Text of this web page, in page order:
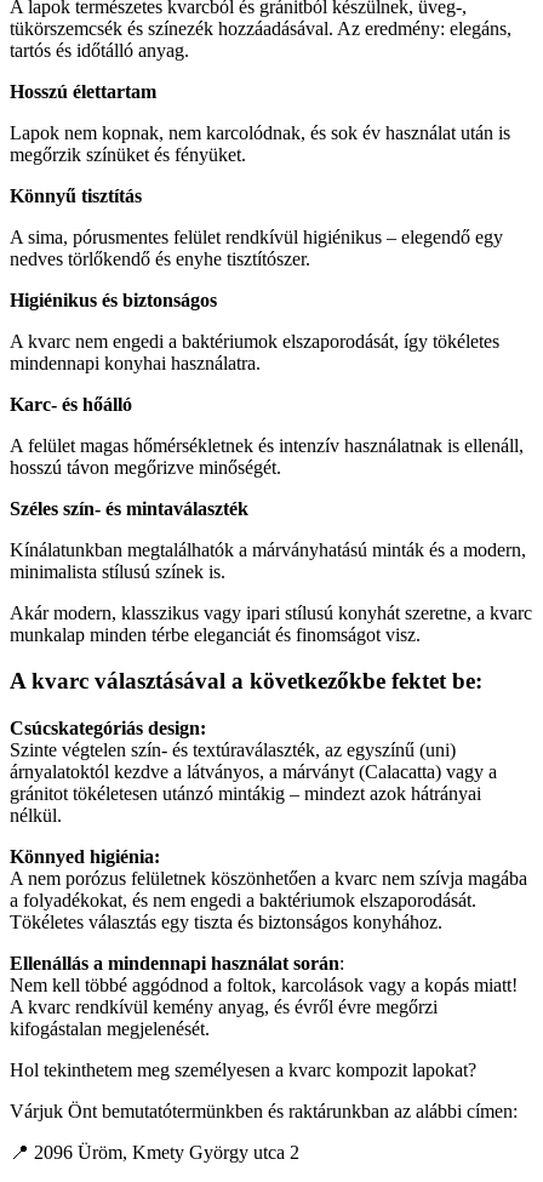
A lapok természetes kvarcból és gránitból készülnek, üveg-,
tükörszemcsék és színezék hozzáadásával. Az eredmény: elegáns,
tartós és időtálló anyag.
Hosszú élettartam
Lapok nem kopnak, nem karcolódnak, és sok év használat után is
megőrzik színüket és fényüket.
Könnyű tisztítás
A sima, pórusmentes felület rendkívül higiénikus – elegendő egy
nedves törlőkendő és enyhe tisztítószer.
Higiénikus és biztonságos
A kvarc nem engedi a baktériumok elszaporodását, így tökéletes
mindennapi konyhai használatra.
Karc- és hőálló
A felület magas hőmérsékletnek és intenzív használatnak is ellenáll,
hosszú távon megőrizve minőségét.
Széles szín- és mintaválaszték
Kínálatunkban megtalálhatók a márványhatású minták és a modern,
minimalista stílusú színek is.
Akár modern, klasszikus vagy ipari stílusú konyhát szeretne, a kvarc
munkalap minden térbe eleganciát és finomságot visz.
A kvarc választásával a következőkbe fektet be:
Csúcskategóriás design:
Szinte végtelen szín- és textúraválaszték, az egyszínű (uni)
árnyalatoktól kezdve a látványos, a márványt (Calacatta) vagy a
gránitot tökéletesen utánzó mintákig – mindezt azok hátrányai
nélkül.
Könnyed higiénia:
A nem porózus felületnek köszönhetően a kvarc nem szívja magába
a folyadékokat, és nem engedi a baktériumok elszaporodását.
Tökéletes választás egy tiszta és biztonságos konyhához.
Ellenállás a mindennapi használat során:
Nem kell többé aggódnod a foltok, karcolások vagy a kopás miatt!
A kvarc rendkívül kemény anyag, és évről évre megőrzi
kifogástalan megjelenését.
Hol tekinthetem meg személyesen a kvarc kompozit lapokat?
Várjuk Önt bemutatótermünkben és raktárunkban az alábbi címen:
📍 2096 Üröm, Kmety György utca 2